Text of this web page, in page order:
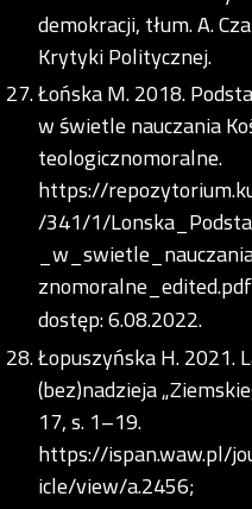
demokracji, tłum. A.
Krytyki Politycznej.
Łońska M. 2018.
w świetle nauczania
teologicznomoralne.
https://
/341/1/
dostęp: 6.08.2022.
Łopuszyńska H. 2021.
(bez)nadzieja
17, s. 1–19.
https://ispan.waw.pl/
icle/view/a.2456;